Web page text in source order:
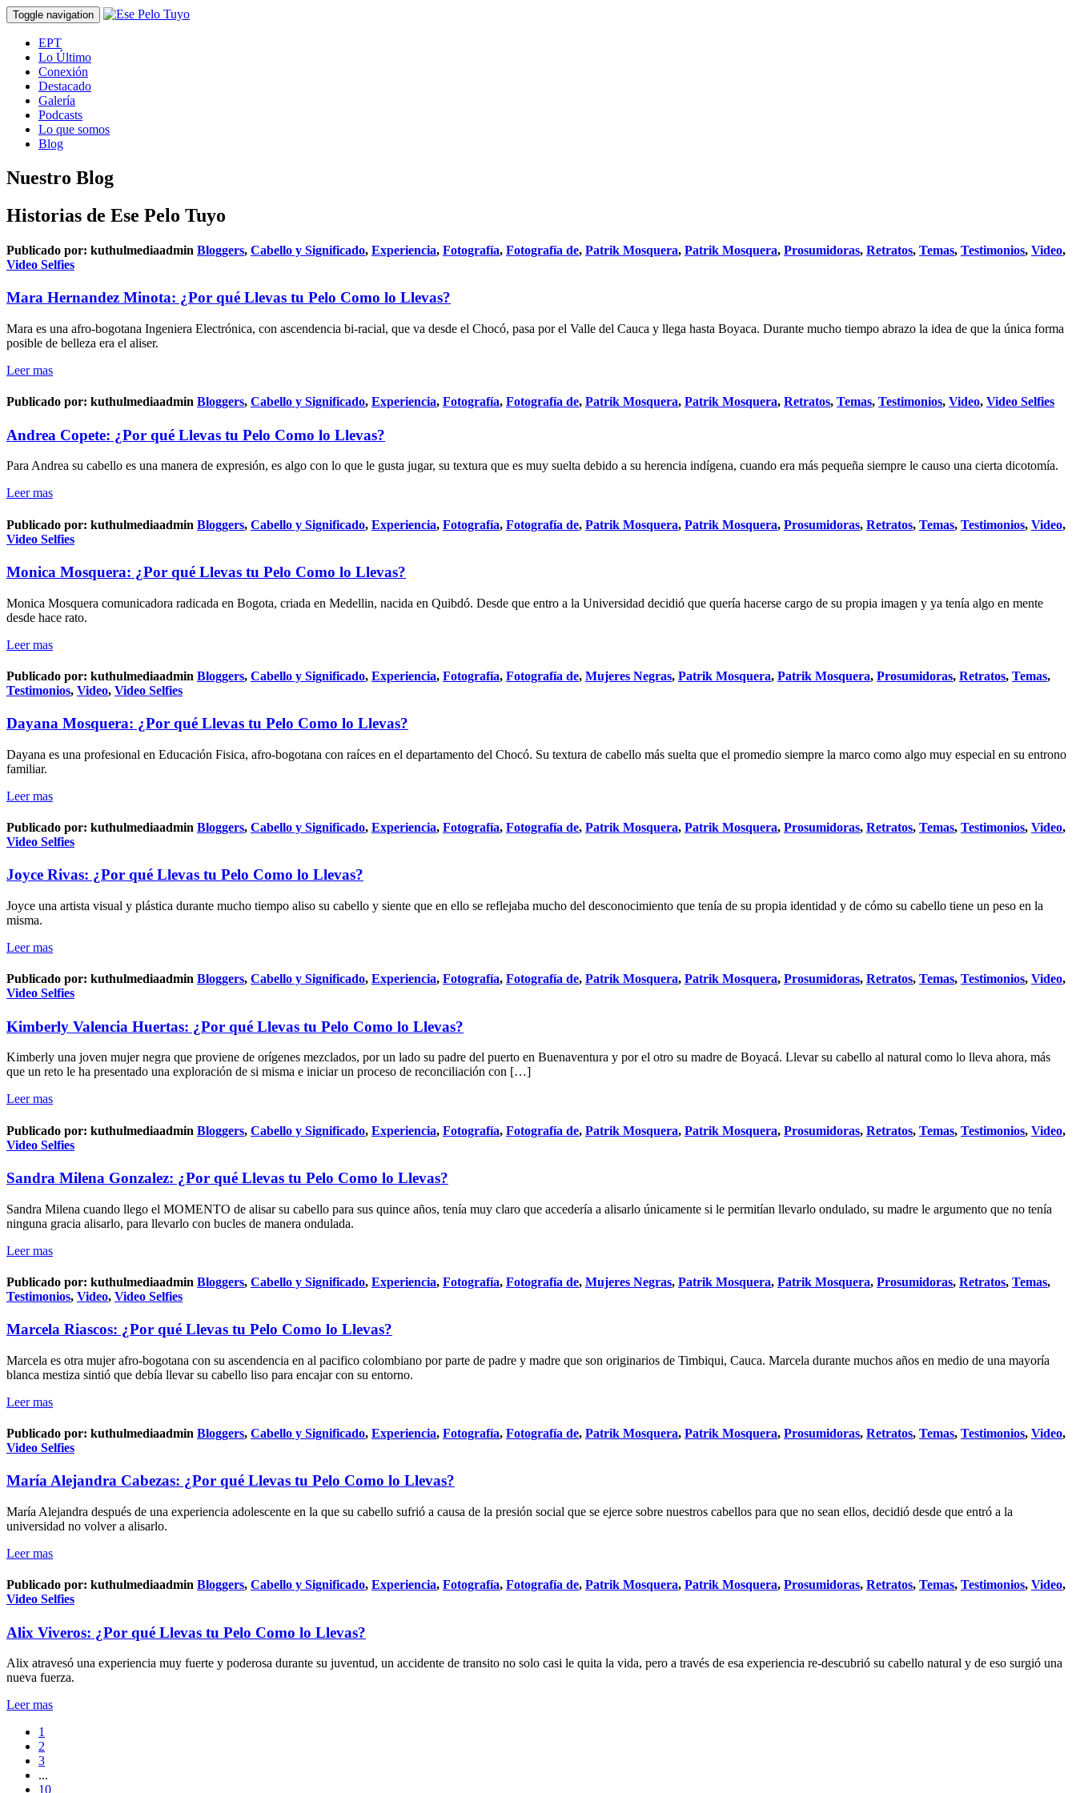
Toggle navigation
EPT
Lo Último
Conexión
Destacado
Galería
Podcasts
Lo que somos
Blog
Nuestro Blog
Historias de Ese Pelo Tuyo
Publicado por: kuthulmediaadmin Bloggers, Cabello y Significado, Experiencia, Fotografía, Fotografía de, Patrik Mosquera, Patrik Mosquera, Prosumidoras, Retratos, Temas, Testimonios, Video,
Video Selfies
Mara Hernandez Minota: ¿Por qué Llevas tu Pelo Como lo Llevas?
Mara es una afro-bogotana Ingeniera Electrónica, con ascendencia bi-racial, que va desde el Chocó, pasa por el Valle del Cauca y llega hasta Boyaca. Durante mucho tiempo abrazo la idea de que la única forma
posible de belleza era el aliser.
Leer mas
Publicado por: kuthulmediaadmin Bloggers, Cabello y Significado, Experiencia, Fotografía, Fotografía de, Patrik Mosquera, Patrik Mosquera, Retratos, Temas, Testimonios, Video, Video Selfies
Andrea Copete: ¿Por qué Llevas tu Pelo Como lo Llevas?
Para Andrea su cabello es una manera de expresión, es algo con lo que le gusta jugar, su textura que es muy suelta debido a su herencia indígena, cuando era más pequeña siempre le causo una cierta dicotomía.
Leer mas
Publicado por: kuthulmediaadmin Bloggers, Cabello y Significado, Experiencia, Fotografía, Fotografía de, Patrik Mosquera, Patrik Mosquera, Prosumidoras, Retratos, Temas, Testimonios, Video,
Video Selfies
Monica Mosquera: ¿Por qué Llevas tu Pelo Como lo Llevas?
Monica Mosquera comunicadora radicada en Bogota, criada en Medellin, nacida en Quibdó. Desde que entro a la Universidad decidió que quería hacerse cargo de su propia imagen y ya tenía algo en mente
desde hace rato.
Leer mas
Publicado por: kuthulmediaadmin Bloggers, Cabello y Significado, Experiencia, Fotografía, Fotografía de, Mujeres Negras, Patrik Mosquera, Patrik Mosquera, Prosumidoras, Retratos, Temas,
Testimonios, Video, Video Selfies
Dayana Mosquera: ¿Por qué Llevas tu Pelo Como lo Llevas?
Dayana es una profesional en Educación Fisica, afro-bogotana con raíces en el departamento del Chocó. Su textura de cabello más suelta que el promedio siempre la marco como algo muy especial en su entrono
familiar.
Leer mas
Publicado por: kuthulmediaadmin Bloggers, Cabello y Significado, Experiencia, Fotografía, Fotografía de, Patrik Mosquera, Patrik Mosquera, Prosumidoras, Retratos, Temas, Testimonios, Video,
Video Selfies
Joyce Rivas: ¿Por qué Llevas tu Pelo Como lo Llevas?
Joyce una artista visual y plástica durante mucho tiempo aliso su cabello y siente que en ello se reflejaba mucho del desconocimiento que tenía de su propia identidad y de cómo su cabello tiene un peso en la
misma.
Leer mas
Publicado por: kuthulmediaadmin Bloggers, Cabello y Significado, Experiencia, Fotografía, Fotografía de, Patrik Mosquera, Patrik Mosquera, Prosumidoras, Retratos, Temas, Testimonios, Video,
Video Selfies
Kimberly Valencia Huertas: ¿Por qué Llevas tu Pelo Como lo Llevas?
Kimberly una joven mujer negra que proviene de orígenes mezclados, por un lado su padre del puerto en Buenaventura y por el otro su madre de Boyacá. Llevar su cabello al natural como lo lleva ahora, más
que un reto le ha presentado una exploración de si misma e iniciar un proceso de reconciliación con […]
Leer mas
Publicado por: kuthulmediaadmin Bloggers, Cabello y Significado, Experiencia, Fotografía, Fotografía de, Patrik Mosquera, Patrik Mosquera, Prosumidoras, Retratos, Temas, Testimonios, Video,
Video Selfies
Sandra Milena Gonzalez: ¿Por qué Llevas tu Pelo Como lo Llevas?
Sandra Milena cuando llego el MOMENTO de alisar su cabello para sus quince años, tenía muy claro que accedería a alisarlo únicamente si le permitían llevarlo ondulado, su madre le argumento que no tenía
ninguna gracia alisarlo, para llevarlo con bucles de manera ondulada.
Leer mas
Publicado por: kuthulmediaadmin Bloggers, Cabello y Significado, Experiencia, Fotografía, Fotografía de, Mujeres Negras, Patrik Mosquera, Patrik Mosquera, Prosumidoras, Retratos, Temas,
Testimonios, Video, Video Selfies
Marcela Riascos: ¿Por qué Llevas tu Pelo Como lo Llevas?
Marcela es otra mujer afro-bogotana con su ascendencia en al pacifico colombiano por parte de padre y madre que son originarios de Timbiqui, Cauca. Marcela durante muchos años en medio de una mayoría
blanca mestiza sintió que debía llevar su cabello liso para encajar con su entorno.
Leer mas
Publicado por: kuthulmediaadmin Bloggers, Cabello y Significado, Experiencia, Fotografía, Fotografía de, Patrik Mosquera, Patrik Mosquera, Prosumidoras, Retratos, Temas, Testimonios, Video,
Video Selfies
María Alejandra Cabezas: ¿Por qué Llevas tu Pelo Como lo Llevas?
María Alejandra después de una experiencia adolescente en la que su cabello sufrió a causa de la presión social que se ejerce sobre nuestros cabellos para que no sean ellos, decidió desde que entró a la
universidad no volver a alisarlo.
Leer mas
Publicado por: kuthulmediaadmin Bloggers, Cabello y Significado, Experiencia, Fotografía, Fotografía de, Patrik Mosquera, Patrik Mosquera, Prosumidoras, Retratos, Temas, Testimonios, Video,
Video Selfies
Alix Viveros: ¿Por qué Llevas tu Pelo Como lo Llevas?
Alix atravesó una experiencia muy fuerte y poderosa durante su juventud, un accidente de transito no solo casi le quita la vida, pero a través de esa experiencia re-descubrió su cabello natural y de eso surgió una
nueva fuerza.
Leer mas
1
2
3
...
10